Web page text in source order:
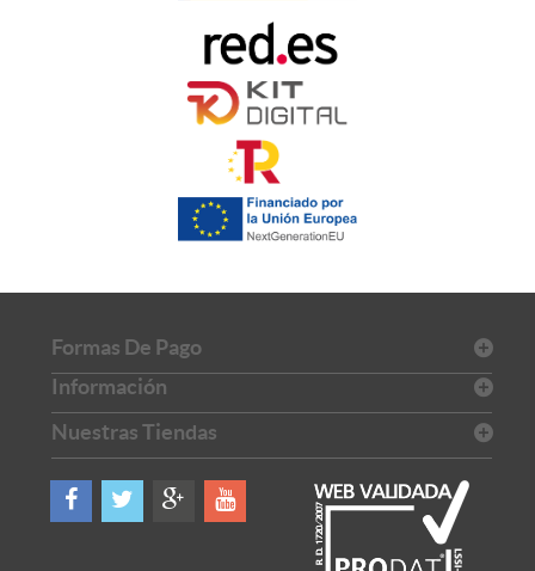
Formas De Pago
Información
Nuestras Tiendas